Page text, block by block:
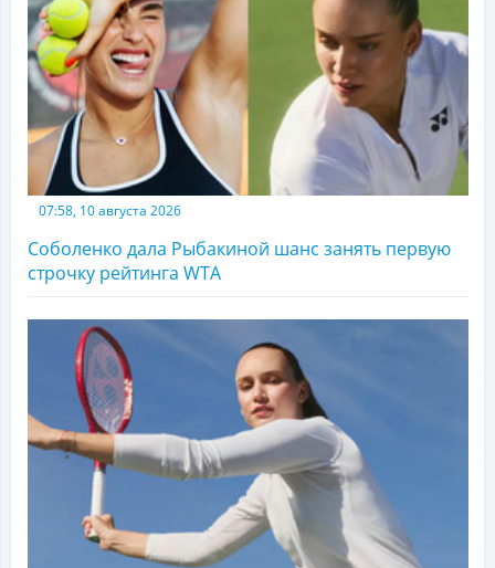
07:58, 10 августа 2026
Соболенко дала Рыбакиной шанс занять первую
строчку рейтинга WTA